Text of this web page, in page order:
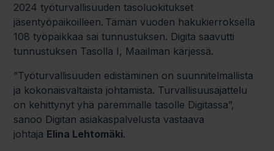
2024 työturvallisuuden tasoluokitukset
jäsentyöpaikoilleen. Tämän vuoden hakukierroksella
108 työpaikkaa sai tunnustuksen. Digita saavutti
tunnustuksen Tasolla I, Maailman kärjessä.
”Työturvallisuuden edistäminen on suunnitelmallista
ja kokonaisvaltaista johtamista. Turvallisuusajattelu
on kehittynyt yhä paremmalle tasolle Digitassa”,
sanoo Digitan asiakaspalvelusta vastaava
johtaja Elina Lehtomäki.